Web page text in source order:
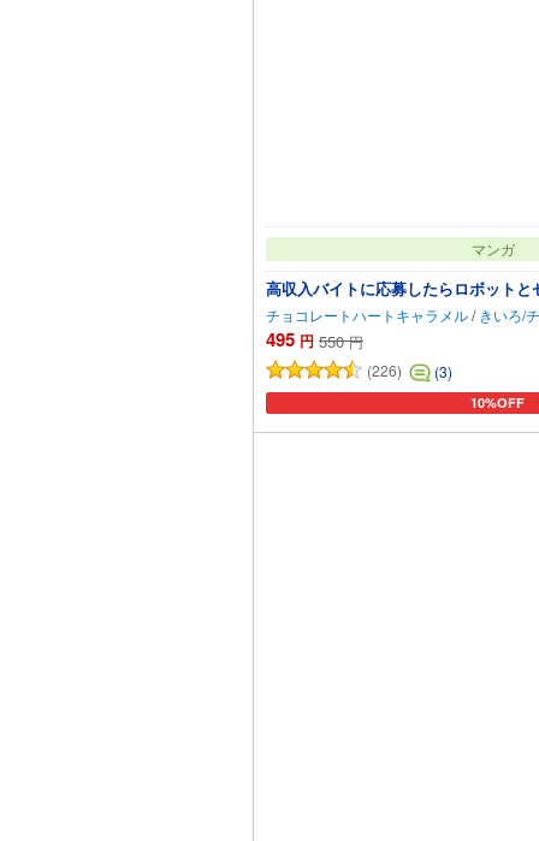
マンガ
高収入バイトに応募したらロボット
チョコレートハートキャラメル/ きいろ/
495 円 550 円
(226)
(3)
10%OFF
カートに追